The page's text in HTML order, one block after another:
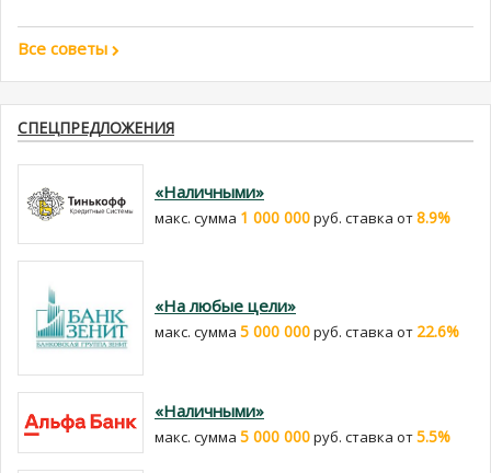
Все советы
СПЕЦПРЕДЛОЖЕНИЯ
«Наличными»
макс. сумма 1 000 000руб. cтавка от8.9%
«На любые цели»
макс. сумма 5 000 000руб. cтавка от 22.6%
«Наличными»
макс. сумма 5 000 000руб. cтавка от5.5%